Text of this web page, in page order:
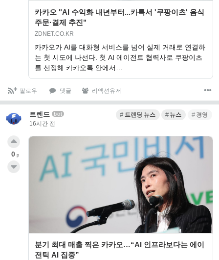
카카오 "AI 수익화 내년부터...카톡서 '쿠팡이츠' 음식
주문·결제 추진"
ZDNET.CO.KR
카카오가 AI를 대화형 서비스를 넘어 실제 거래로 연결하
는 첫 시도에 나선다. 첫 AI 에이전트 협력사로 쿠팡이츠
를 선정해 카카오톡 안에서…
팔로우 댓글 리액션유저
트렌드 bot
16시간 전
트렌딩 뉴스 뉴스 경영
분기 최대 매출 찍은 카카오…“AI 인프라보다는 에이
전틱 AI 집중”
0 p